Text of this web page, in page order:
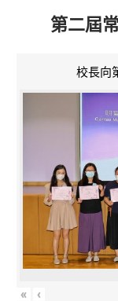
第二屆
校長向
« ‹